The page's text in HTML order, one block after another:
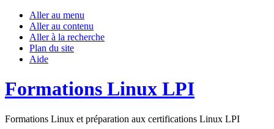
Aller au menu
Aller au contenu
Aller à la recherche
Plan du site
Aide
Formations Linux LPI
Formations Linux et préparation aux certifications Linux LPI